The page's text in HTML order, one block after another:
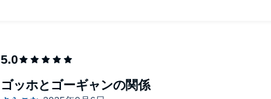
ゴッホとゴーギャンの関係